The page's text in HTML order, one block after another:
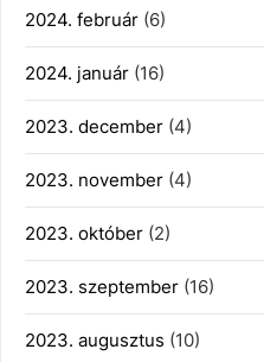
2024. február (6)
2024. január (16)
2023. december (4)
2023. november (4)
2023. október (2)
2023. szeptember (16)
2023. augusztus (10)